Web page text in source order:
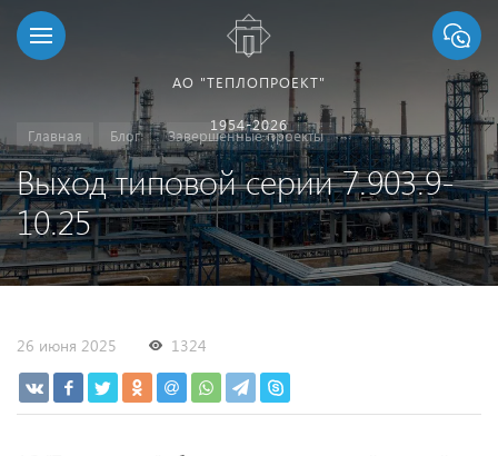
АО "ТЕПЛОПРОЕКТ"
1954-2026
Главная Блог Завершенные проекты
Выход типовой серии 7.903.9-
10.25
26 июня 2025 1324